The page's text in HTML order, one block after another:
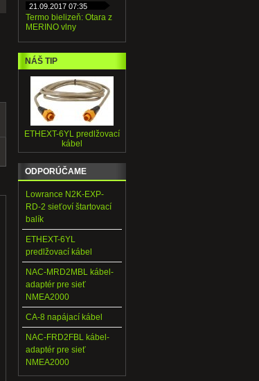
21.09.2017 07:35
Termo bielizeň: Otara z
MERINO vlny
NÁŠ TIP
ETHEXT-6YL predlžovací
kábel
ODPORÚČAME
Lowrance N2K-EXP-
RD-2 sieťoví štartovací
balík
ETHEXT-6YL
predlžovací kábel
NAC-MRD2MBL kábel-
adaptér pre sieť
NMEA2000
CA-8 napájací kábel
NAC-FRD2FBL kábel-
adaptér pre sieť
NMEA2000